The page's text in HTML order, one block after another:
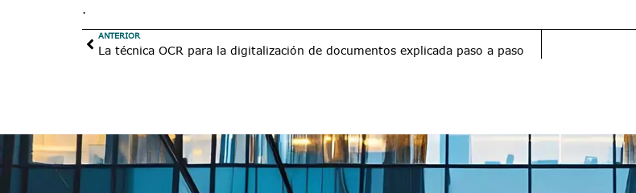
.
ANTERIOR
La técnica OCR para la digitalización de documentos explicada paso a paso